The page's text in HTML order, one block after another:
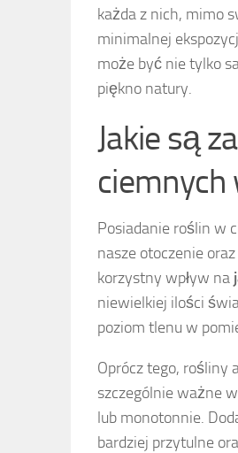
każda z nich, mimo
minimalnej
może być nie tylko
piękno natury.
Jakie są
ciemnych
Posiadanie roślin w
nasze otoczenie
korzystny wpływ na
niewielkiej ilości
poziom tlenu w
Oprócz tego, rośliny
szczególnie ważne
lub monotonnie.
bardziej przytulne